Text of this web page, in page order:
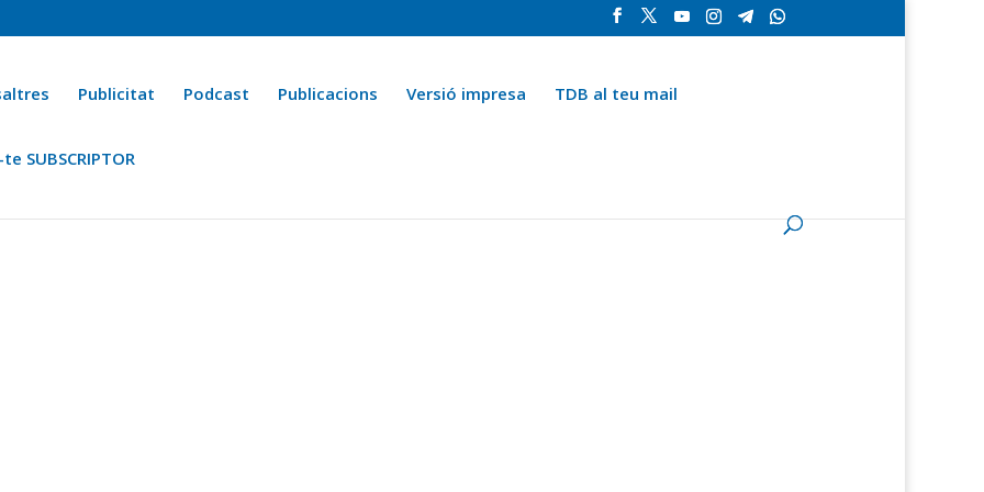
Publicitat Podcast Publicacions Versió impresa TDB al teu mail
SUBSCRIPTOR
Ara fa 25 anys